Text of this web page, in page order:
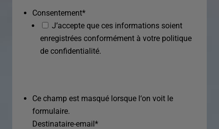
Consentement*
J’accepte que ces informations soient
enregistrées conformément à votre politique
de confidentialité.
Ce champ est masqué lorsque l‘on voit le
formulaire.
Destinataire-email*